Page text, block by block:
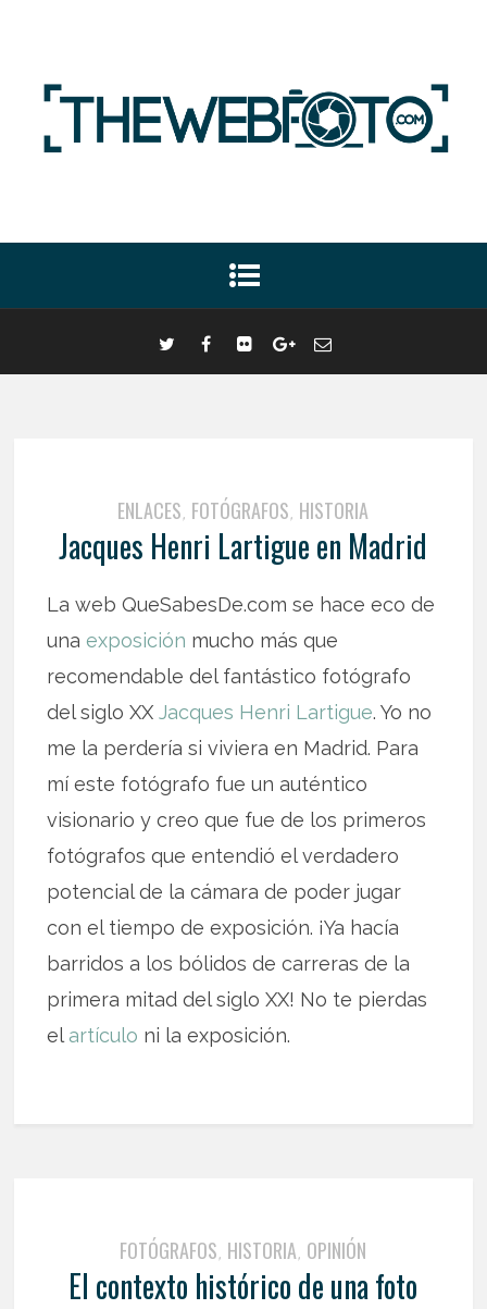
ENLACES, FOTÓGRAFOS, HISTORIA
Jacques Henri Lartigue en Madrid
La web QueSabesDe.com se hace eco de
una exposición mucho más que
recomendable del fantástico fotógrafo
del siglo XXJacques Henri Lartigue. Yo no
me la perdería si viviera en Madrid. Para
mí este fotógrafo fue un auténtico
visionario y creo que fue de los primeros
fotógrafos que entendió el verdadero
potencial de la cámara de poder jugar
con el tiempo de exposición. ¡Ya hacía
barridos a los bólidos de carreras de la
primera mitad del siglo XX! No te pierdas
el artículo ni la exposición.
FOTÓGRAFOS, HISTORIA, OPINIÓN
El contexto histórico de una foto